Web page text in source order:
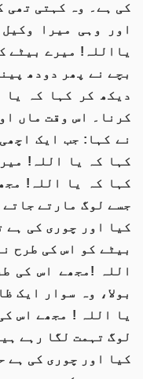
کی ہے۔ وہ کہتی تھی
اور وہی میرا
یااللہ! میرے بیٹے
بچے نے پھر دودھ
دیکھ کر کہا کہ یا
کرنا۔ اس وقت ماں
نے کہا: جب ایک
کہا کہ یا اللہ!
کہا کہ یا اللہ!
جسے لوگ مارتے
کیا اور چوری کی ہے
بیٹے کو اس کی طرح
اللہ !مجھے اس کی
بولا، وہ سوار ایک
یا اللہ ! مجھے اس
لوگ تہمت لگا رہے
کیا اور چوری کی ہے